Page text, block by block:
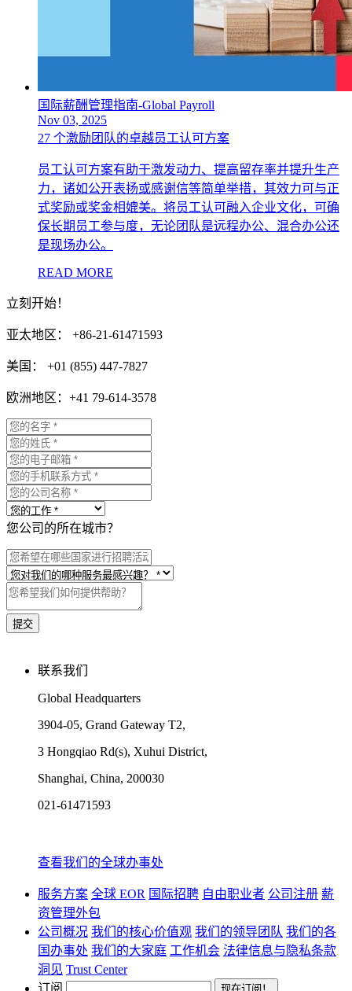
国际薪酬管理指南-Global Payroll
Nov 03, 2025
27 个激励团队的卓越员工认可方案
员工认可方案有助于激发动力、提高留存率并提升生产
力，诸如公开表扬或感谢信等简单举措，其效力可与正
式奖励或奖金相媲美。将员工认可融入企业文化，可确
保长期员工参与度，无论团队是远程办公、混合办公还
是现场办公。
READ MORE
立刻开始！
亚太地区： +86-21-61471593
美国： +01 (855) 447-7827
欧洲地区：+41 79-614-3578
您公司的所在城市？
联系我们
Global Headquarters
3904-05, Grand Gateway T2,
3 Hongqiao Rd(s), Xuhui District,
Shanghai, China, 200030
021-61471593
查看我们的全球办事处
服务方案 全球 EOR 国际招聘 自由职业者 公司注册 薪
资管理外包
公司概况 我们的核心价值观 我们的领导团队 我们的各
国办事处 我们的大家庭 工作机会 法律信息与隐私条款
洞见 Trust Center
订阅